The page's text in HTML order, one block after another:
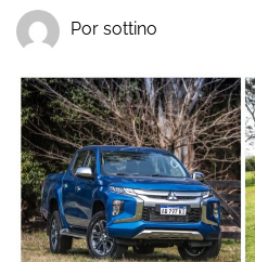
Por sottino